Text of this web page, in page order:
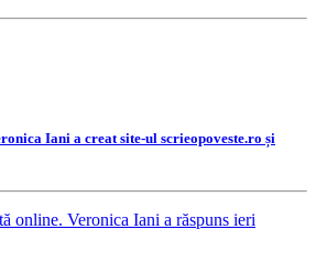
Iani a creat site-ul scrieopoveste.ro și
online. Veronica Iani a răspuns ieri